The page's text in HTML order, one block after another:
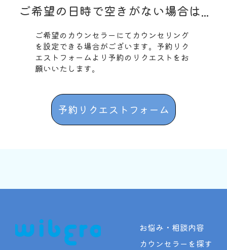
ご希望の日時で空きがない場合は...
ご希望のカウンセラーにてカウンセリング
を設定できる場合がございます。予約リク
エストフォームより予約のリクエストをお
願いいたします。
予約リクエストフォーム
お悩み・相談内容
カウンセラーを探す